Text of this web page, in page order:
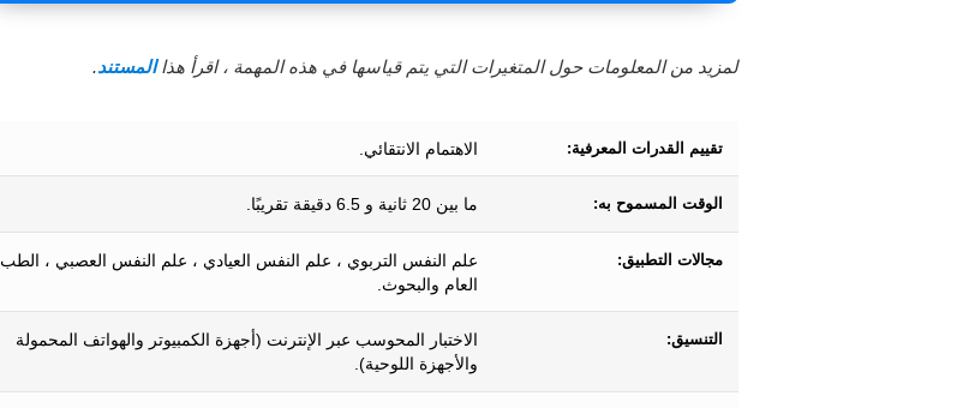
لمزيد من المعلومات حول المتغيرات التي يتم قياسها في هذه المهمة ، اقرأ هذاالمستند.
تقييم القدرات المعرفية: الاهتمام الانتقائي.
الوقت المسموح به: ما بين 20 ثانية و 6.5 دقيقة تقريبًا.
مجالات التطبيق:
علم النفس التربوي ، علم النفس العيادي ، علم النفس العصبي ، الطب
العام والبحوث.
التنسيق:
الاختبار المحوسب عبر الإنترنت (أجهزة الكمبيوتر والهواتف المحمولة
والأجهزة اللوحية).